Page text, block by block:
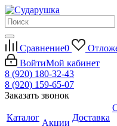
Сравнение0
ВойтиМой кабинет
8 (920) 180-32-43
8 (920) 159-65-07
Заказать звонок
Каталог
Акции
Доставка